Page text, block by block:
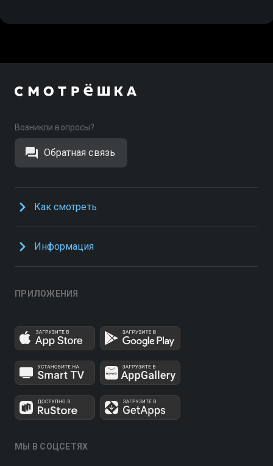
Возникли вопросы?
Обратная связь
Как смотреть
Информация
ПРИЛОЖЕНИЯ
МЫ В СОЦСЕТЯХ